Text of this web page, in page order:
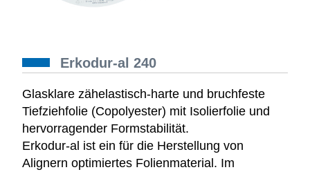
Erkodur-al 240
Glasklare zähelastisch-harte und bruchfeste
Tiefziehfolie (Copolyester) mit Isolierfolie und
hervorragender Formstabilität.
Erkodur-al ist ein für die Herstellung von
Alignern optimiertes Folienmaterial. Im